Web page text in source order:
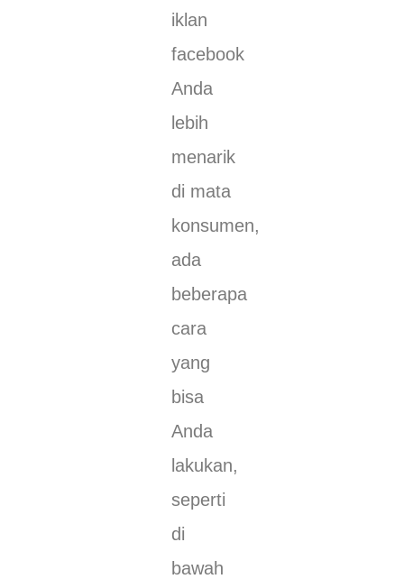
iklan
facebook
Anda
lebih
menarik
di mata
konsumen,
ada
beberapa
cara
yang
bisa
Anda
lakukan,
seperti
di
bawah